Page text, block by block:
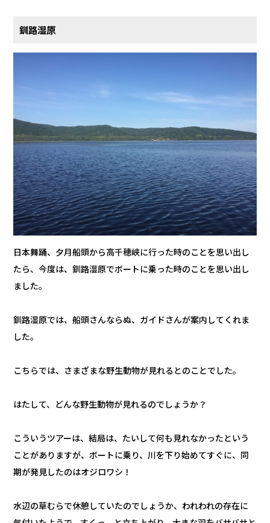
釧路湿原
日本舞踊、夕月船頭から高千穂峡に行った時のことを思い出し
たら、今度は、釧路湿原でボートに乗った時のことを思い出し
ました。
釧路湿原では、船頭さんならぬ、ガイドさんが案内してくれま
した。
こちらでは、さまざまな野生動物が見れるとのことでした。
はたして、どんな野生動物が見れるのでしょうか？
こういうツアーは、結局は、たいして何も見れなかったという
ことがありますが、ボートに乗り、川を下り始めてすぐに、同
期が発見したのはオジロワシ！
水辺の草むらで休憩していたのでしょうか、われわれの存在に